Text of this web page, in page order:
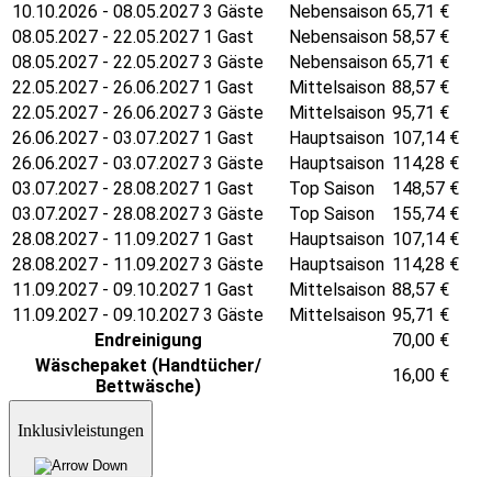
10.10.2026 - 08.05.2027 3 Gäste
Nebensaison 65,71 €
08.05.2027 - 22.05.2027 1 Gast
Nebensaison 58,57 €
08.05.2027 - 22.05.2027 3 Gäste
Nebensaison 65,71 €
22.05.2027 - 26.06.2027 1 Gast
Mittelsaison 88,57 €
22.05.2027 - 26.06.2027 3 Gäste
Mittelsaison 95,71 €
26.06.2027 - 03.07.2027 1 Gast
Hauptsaison 107,14 €
26.06.2027 - 03.07.2027 3 Gäste
Hauptsaison 114,28 €
03.07.2027 - 28.08.2027 1 Gast
Top Saison 148,57 €
03.07.2027 - 28.08.2027 3 Gäste
Top Saison 155,74 €
28.08.2027 - 11.09.2027 1 Gast
Hauptsaison 107,14 €
28.08.2027 - 11.09.2027 3 Gäste
Hauptsaison 114,28 €
11.09.2027 - 09.10.2027 1 Gast
Mittelsaison 88,57 €
11.09.2027 - 09.10.2027 3 Gäste
Mittelsaison 95,71 €
Endreinigung
70,00 €
Wäschepaket (Handtücher/
Bettwäsche)
16,00 €
Inklusivleistungen